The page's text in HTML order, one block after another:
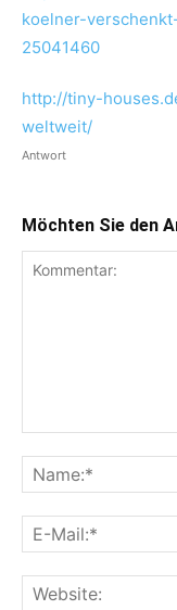
koelner-
25041460
http://tiny-
weltweit/
Antwort
Möchten Sie den